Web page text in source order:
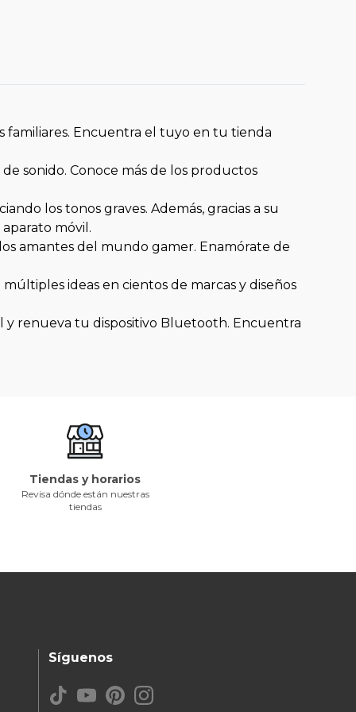
familiares. Encuentra el tuyo en tu tienda
sonido. Conoce más de los productos
los tonos graves. Además, gracias a su
móvil.
amantes del mundo gamer. Enamórate de
ideas en cientos de marcas y diseños
y renueva tu dispositivo Bluetooth. Encuentra
Tiendas y horarios
Revisa dónde están nuestras
tiendas
Síguenos